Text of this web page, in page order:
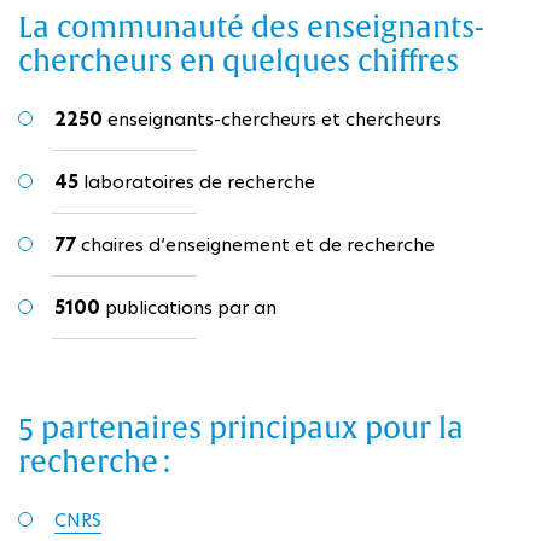
La communauté des enseignants-
chercheurs en quelques chiffres
2250 enseignants-chercheurs et chercheurs
45 laboratoires de recherche
77chaires d’enseignement et de recherche
5100 publications par an
5 partenaires principaux pour la
recherche :
CNRS